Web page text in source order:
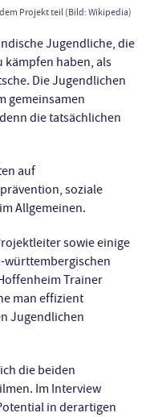
Projekt teil (Bild: Wikipedia)
Jugendliche, die
kämpfen haben, als
Die Jugendlichen
gemeinsamen
die tatsächlichen
auf
soziale
Allgemeinen.
sowie einige
württembergischen
Trainer
man effizient
Jugendlichen
die beiden
Im Interview
in derartigen